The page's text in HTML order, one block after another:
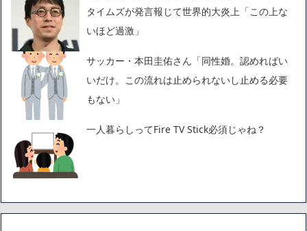
タイムズが発言報じて世界的大炎上「この上な
いほど過激」
サッカー・本田圭佑さん「同性婚。認めればい
いだけ。この流れは止められないし止める必要
もない」
一人暮らしってFire TV Stick必須じゃね？